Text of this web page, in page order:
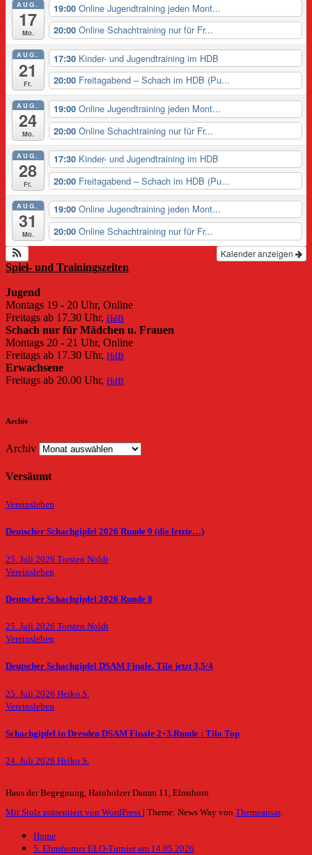
AUG.
17
Mo.
19:00 Online Jugendtraining jeden Mont...
20:00 Online Schachtraining nur für Fr...
AUG.
21
Fr.
17:30 Kinder- und Jugendtraining im HDB
20:00 Freitagabend – Schach im HDB (Pu...
AUG.
24
Mo.
19:00 Online Jugendtraining jeden Mont...
20:00 Online Schachtraining nur für Fr...
AUG.
28
Fr.
17:30 Kinder- und Jugendtraining im HDB
20:00 Freitagabend – Schach im HDB (Pu...
AUG.
31
Mo.
19:00 Online Jugendtraining jeden Mont...
20:00 Online Schachtraining nur für Fr...
Kalender anzeigen
Spiel- und Trainingszeiten
Jugend
Montags 19 - 20 Uhr, Online
Freitags ab 17.30 Uhr, HdB
Schach nur für Mädchen u. Frauen
Montags 20 - 21 Uhr, Online
Freitags ab 17.30 Uhr, HdB
Erwachsene
Freitags ab 20.00 Uhr, HdB
Archiv
Archiv
Versäumt
Vereinsleben
Deutscher Schachgipfel 2026 Runde 9 (die letzte…)
25. Juli 2026 Torsten Noldt
Vereinsleben
Deutscher Schachgipfel 2026 Runde 8
25. Juli 2026 Torsten Noldt
Vereinsleben
Deutscher Schachgipfel DSAM Finale. Tilo jetzt 3,5/4
25. Juli 2026 Heiko S.
Vereinsleben
Schachgipfel in Dresden DSAM Finale 2+3.Runde : Tilo Top
24. Juli 2026 Heiko S.
Haus der Begegnung, Hainholzer Damm 11, Elmshorn
Mit Stolz präsentiert von WordPress | Theme: News Way von Themeansar.
Home
5. Elmshorner ELO-Turnier am 14.05.2026